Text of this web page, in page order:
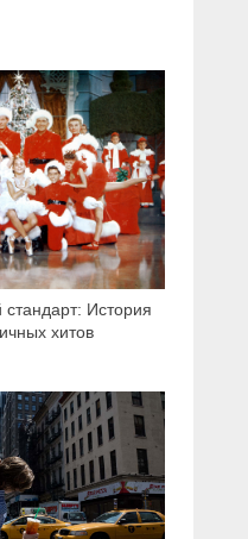
стандарт: История
хитов